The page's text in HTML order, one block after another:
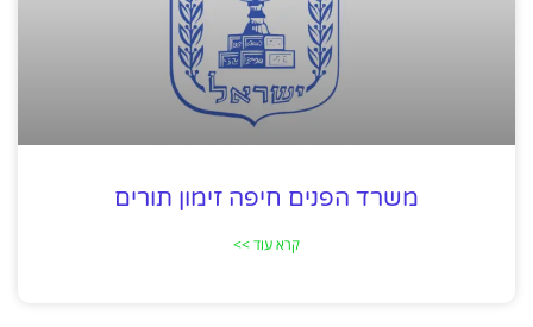
משרד הפנים חיפה זימון תורים
קרא עוד >>